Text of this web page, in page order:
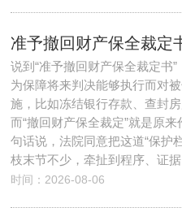
说到“准予撤回财产保全裁定书
为保障将来判决能够执行而对
施，比如冻结银行存款、查封
而“撤回财产保全裁定”就是原
句话说，法院同意把这道“保护
枝末节不少，牵扯到程序、证
时间：2026-08-06